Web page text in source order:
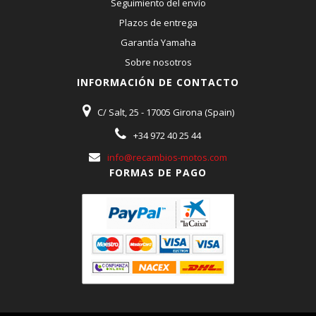
Seguimiento del envío
Plazos de entrega
Garantía Yamaha
Sobre nosotros
INFORMACIÓN DE CONTACTO
C/ Salt, 25 - 17005 Girona (Spain)
+34 972 40 25 44
info@recambios-motos.com
FORMAS DE PAGO